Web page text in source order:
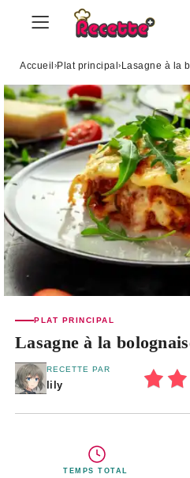
Accueil ›Plat principal › Lasagne à la
PLAT PRINCIPAL
Lasagne à la
RECETTE PAR
lily
TEMPS TOTAL